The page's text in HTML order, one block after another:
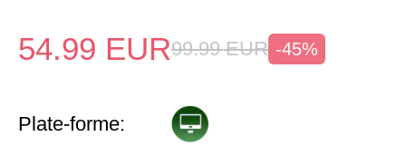
54.99 EUR99.99 EUR -45%
Plate-forme: